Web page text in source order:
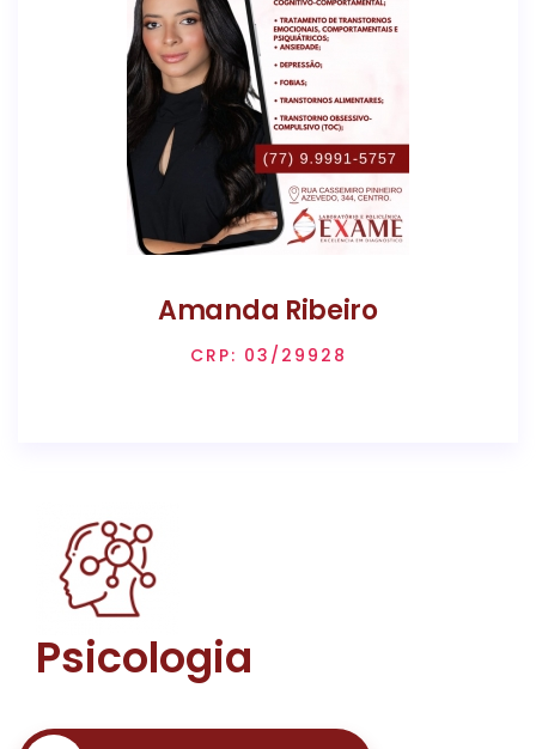
Amanda Ribeiro
CRP: 03/29928
Psicologia